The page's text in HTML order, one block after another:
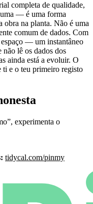
completa de qualidade,
uma — é uma forma
obra na planta. Não é uma
comum de dados. Com
— um instantâneo
lê os dados dos
ainda está a evoluir. O
e o teu primeiro registo
experimenta o
tidycal.com/pinmy